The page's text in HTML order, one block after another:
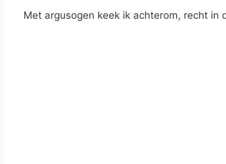
Met argusogen keek ik achterom, recht in